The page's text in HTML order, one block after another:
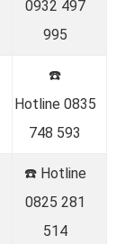
0932 497
995
☎️
Hotline 0835
748 593
☎️ Hotline
0825 281
514